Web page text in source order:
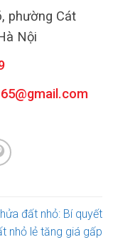
phường Cát
Nội
đất nhỏ: Bí quyết
nhỏ lẻ tăng giá gấp